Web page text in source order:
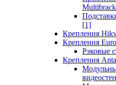
[1]
Крепления
Крепления
Рэковые
Крепления